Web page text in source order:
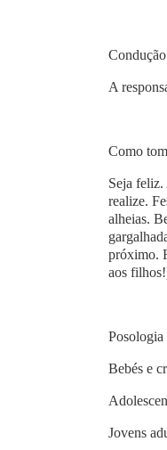
A
Como
Seja feliz.
realize.
alheias.
próximo.
aos
Posologia
Bebés e
Jovens